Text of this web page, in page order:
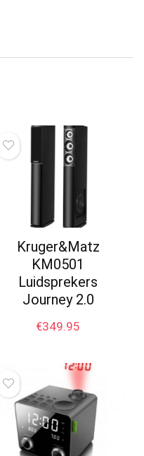
Kruger&Matz
KM0501
Luidsprekers
Journey 2.0
€349.95